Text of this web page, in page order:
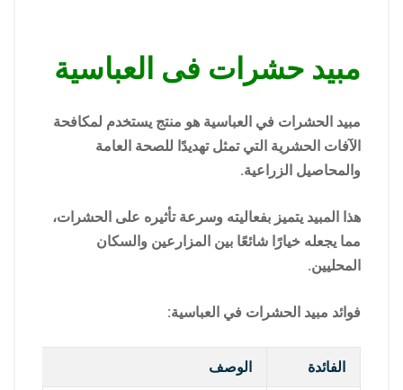
مبيد حشرات فى العباسية
مبيد الحشرات في العباسية هو منتج يستخدم لمكافحة
الآفات الحشرية التي تمثل تهديدًا للصحة العامة
والمحاصيل الزراعية.
هذا المبيد يتميز بفعاليته وسرعة تأثيره على الحشرات،
مما يجعله خيارًا شائعًا بين المزارعين والسكان
المحليين.
فوائد مبيد الحشرات في العباسية:
الفائدة الوصف